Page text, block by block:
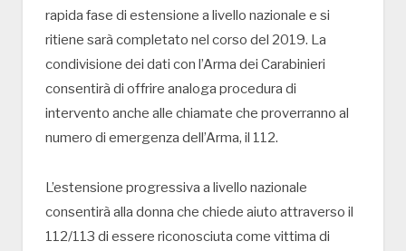
rapida fase di estensione a livello nazionale e si
ritiene sarà completato nel corso del 2019. La
condivisione dei dati con l’Arma dei Carabinieri
consentirà di offrire analoga procedura di
intervento anche alle chiamate che proverranno al
numero di emergenza dell’Arma, il 112.
L’estensione progressiva a livello nazionale
consentirà alla donna che chiede aiuto attraverso il
112/113 di essere riconosciuta come vittima di